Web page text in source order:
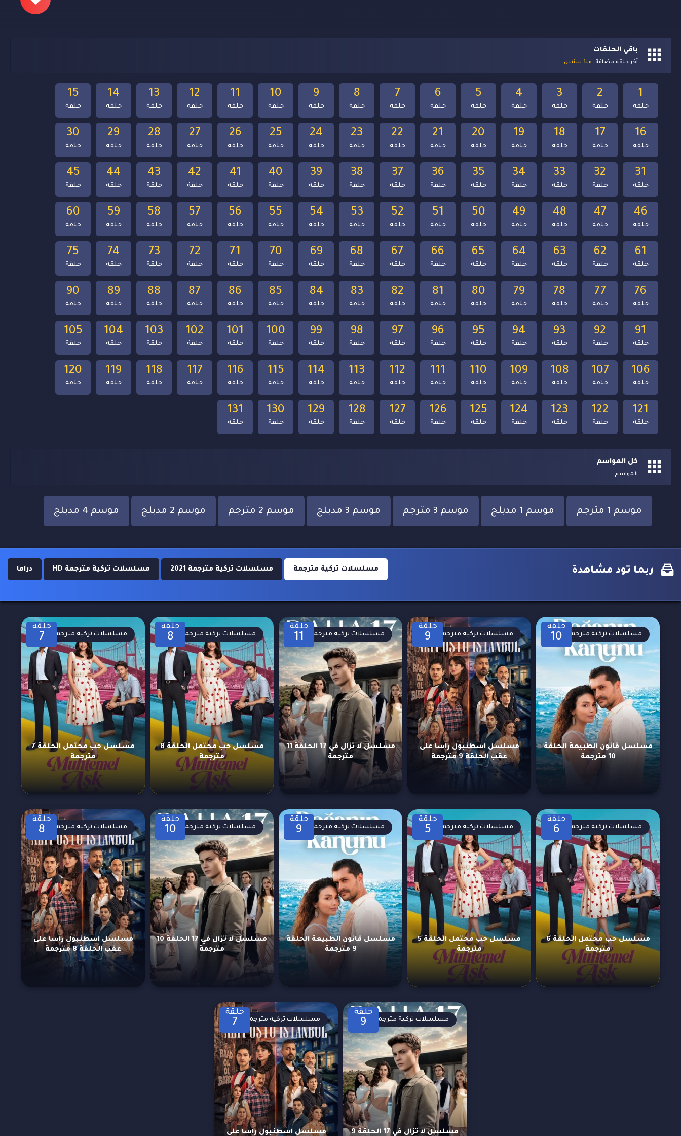
باقي الحلقات
آخر حلقة مضافة منذ سنتين
131
حلقة
130
حلقة
129
حلقة
128
حلقة
127
حلقة
126
حلقة
125
حلقة
124
حلقة
123
حلقة
122
حلقة
121
حلقة
120
حلقة
119
حلقة
118
حلقة
117
حلقة
116
حلقة
115
حلقة
114
حلقة
113
حلقة
112
حلقة
111
حلقة
110
حلقة
109
حلقة
108
حلقة
107
حلقة
106
حلقة
105
حلقة
104
حلقة
103
حلقة
102
حلقة
101
حلقة
100
حلقة
99
حلقة
98
حلقة
97
حلقة
96
حلقة
95
حلقة
94
حلقة
93
حلقة
92
حلقة
91
حلقة
90
حلقة
89
حلقة
88
حلقة
87
حلقة
86
حلقة
85
حلقة
84
حلقة
83
حلقة
82
حلقة
81
حلقة
80
حلقة
79
حلقة
78
حلقة
77
حلقة
76
حلقة
75
حلقة
74
حلقة
73
حلقة
72
حلقة
71
حلقة
70
حلقة
69
حلقة
68
حلقة
67
حلقة
66
حلقة
65
حلقة
64
حلقة
63
حلقة
62
حلقة
61
حلقة
60
حلقة
59
حلقة
58
حلقة
57
حلقة
56
حلقة
55
حلقة
54
حلقة
53
حلقة
52
حلقة
51
حلقة
50
حلقة
49
حلقة
48
حلقة
47
حلقة
46
حلقة
45
حلقة
44
حلقة
43
حلقة
42
حلقة
41
حلقة
40
حلقة
39
حلقة
38
حلقة
37
حلقة
36
حلقة
35
حلقة
34
حلقة
33
حلقة
32
حلقة
31
حلقة
30
حلقة
29
حلقة
28
حلقة
27
حلقة
26
حلقة
25
حلقة
24
حلقة
23
حلقة
22
حلقة
21
حلقة
20
حلقة
19
حلقة
18
حلقة
17
حلقة
16
حلقة
15
حلقة
14
حلقة
13
حلقة
12
حلقة
11
حلقة
10
حلقة
9
حلقة
8
حلقة
7
حلقة
6
حلقة
5
حلقة
4
حلقة
3
حلقة
2
حلقة
1
حلقة
كل المواسم
المواسم
موسم 1 مترجم موسم 1 مدبلج موسم 3 مترجم موسم 3 مدبلج موسم 2 مترجم موسم 2 مدبلج موسم 4 مدبلج
ربما تود مشاهدة مسلسلات تركية مترجمة مسلسلات تركية مترجمة 2021 مسلسلات تركية مترجمة HD دراما
حلقة
10
مسلسل قانون الطبيعة الحلقة
10 مترجمة
مسلسلات تركية مترجمة
حلقة
9
مسلسل اسطنبول راسا على
عقب الحلقة 9 مترجمة
مسلسلات تركية مترجمة
حلقة
11
مسلسل لا تزال في 17 الحلقة 11
مترجمة
مسلسلات تركية مترجمة
حلقة
8
مسلسل حب محتمل الحلقة 8
مترجمة
مسلسلات تركية مترجمة
حلقة
7
مسلسل حب محتمل الحلقة 7
مترجمة
مسلسلات تركية مترجمة
حلقة
6
مسلسل حب محتمل الحلقة 6
مترجمة
مسلسلات تركية مترجمة
حلقة
5
مسلسل حب محتمل الحلقة 5
مترجمة
مسلسلات تركية مترجمة
حلقة
9
مسلسل قانون الطبيعة الحلقة
9 مترجمة
مسلسلات تركية مترجمة
حلقة
10
مسلسل لا تزال في 17 الحلقة 10
مترجمة
مسلسلات تركية مترجمة
حلقة
8
مسلسل اسطنبول راسا على
عقب الحلقة 8 مترجمة
مسلسلات تركية مترجمة
حلقة
9
مسلسل لا تزال في 17 الحلقة 9
مسلسلات تركية مترجمة
حلقة
7
مسلسل اسطنبول راسا على
مسلسلات تركية مترجمة